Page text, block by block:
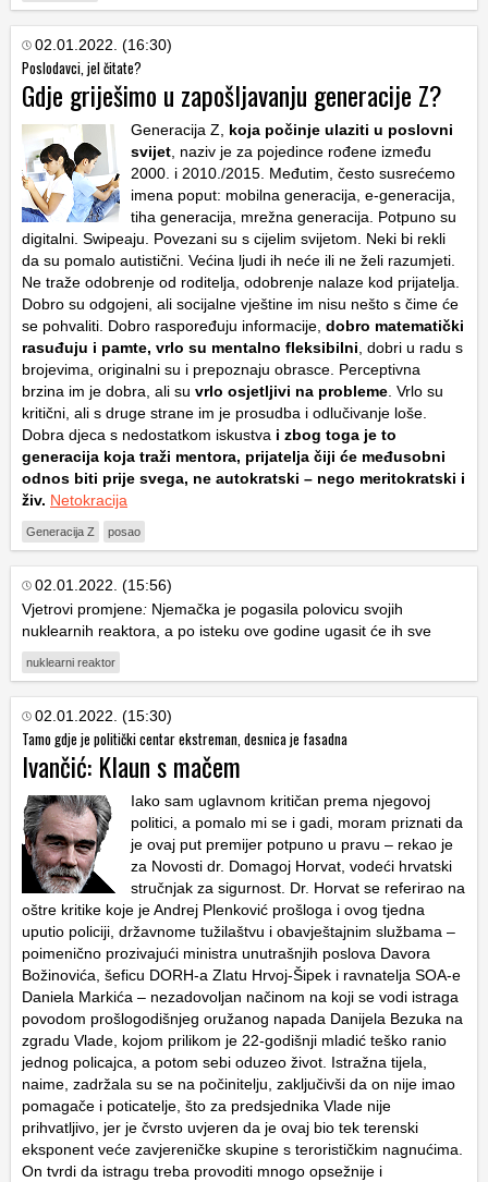
02.01.2022. (16:30)
Poslodavci, jel čitate?
Gdje griješimo u zapošljavanju generacije Z?
Generacija Z, koja počinje ulaziti u poslovni
svijet , naziv je za pojedince rođene između
2000. i 2010./2015. Međutim, često susrećemo
imena poput: mobilna generacija, e-generacija,
tiha generacija, mrežna generacija. Potpuno su
digitalni. Swipeaju. Povezani su s cijelim svijetom. Neki bi rekli
da su pomalo autistični. Većina ljudi ih neće ili ne želi razumjeti.
Ne traže odobrenje od roditelja, odobrenje nalaze kod prijatelja.
Dobro su odgojeni, ali socijalne vještine im nisu nešto s čime će
se pohvaliti. Dobro raspoređuju informacije, dobro matematički
rasuđuju i pamte, vrlo su mentalno fleksibilni , dobri u radu s
brojevima, originalni su i prepoznaju obrasce. Perceptivna
brzina im je dobra, ali su vrlo osjetljivi na probleme . Vrlo su
kritični, ali s druge strane im je prosudba i odlučivanje loše.
Dobra djeca s nedostatkom iskustva i zbog toga je to
generacija koja traži mentora, prijatelja čiji će međusobni
odnos biti prije svega, ne autokratski – nego meritokratski i
živ. Netokracija
Generacija Z posao
02.01.2022. (15:56)
Vjetrovi promjene: Njemačka je pogasila polovicu svojih
nuklearnih reaktora, a po isteku ove godine ugasit će ih sve
nuklearni reaktor
02.01.2022. (15:30)
Tamo gdje je politički centar ekstreman, desnica je fasadna
Ivančić: Klaun s mačem
Iako sam uglavnom kritičan prema njegovoj
politici, a pomalo mi se i gadi, moram priznati da
je ovaj put premijer potpuno u pravu – rekao je
za Novosti dr. Domagoj Horvat , vodeći hrvatski
stručnjak za sigurnost. Dr. Horvat se referirao na
oštre kritike koje jeAndrej Plenković prošloga i ovog tjedna
uputio policiji, državnome tužilaštvu i obavještajnim službama –
poimenično prozivajući ministra unutrašnjih poslova Davora
Božinovića , šeficu DORH-a Zlatu Hrvoj-Šipek i ravnatelja SOA-e
Daniela Markića – nezadovoljan načinom na koji se vodi istraga
povodom prošlogodišnjeg oružanog napada Danijela Bezuka na
zgradu Vlade, kojom prilikom je 22-godišnji mladić teško ranio
jednog policajca, a potom sebi oduzeo život. Istražna tijela,
naime, zadržala su se na počinitelju, zaključivši da on nije imao
pomagače i poticatelje, što za predsjednika Vlade nije
prihvatljivo, jer je čvrsto uvjeren da je ovaj bio tek terenski
eksponent veće zavjereničke skupine s terorističkim nagnućima.
On tvrdi da istragu treba provoditi mnogo opsežnije i